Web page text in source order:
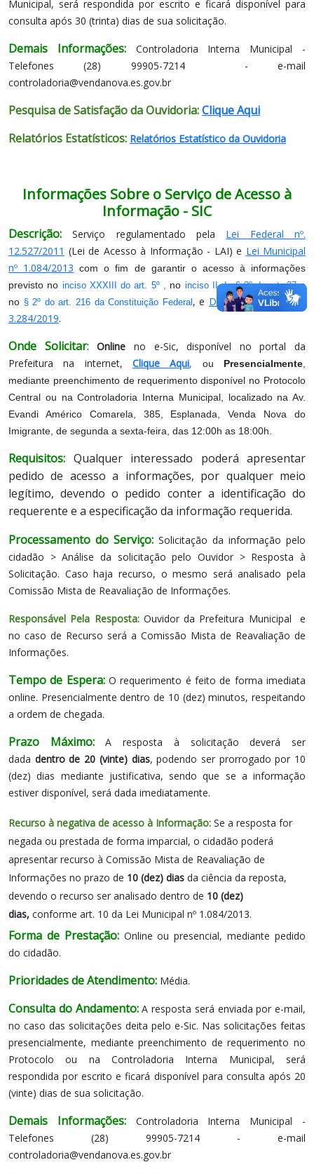
Municipal, será respondida por escrito e ficará disponível para
consulta após 30 (trinta) dias de sua solicitação.
Demais Informações: Controladoria Interna Municipal -
Telefones (28) 99905-7214 - e-mail
controladoria@vendanova.es.gov.br
Pesquisa de Satisfação da Ouvidoria:Clique Aqui
Relatórios Estatísticos: Relatórios Estatístico da Ouvidoria
Informações Sobre o Serviço de Acesso à
Informação - SIC
Descrição: Serviço regulamentado pela Lei Federal nº.
12.527/2011 (Lei de Acesso à Informação - LAI) e Lei Municipal
nº 1.084/2013 com o fim de garantir o acesso à informações
previsto no inciso XXXIII do art. 5º , no inciso II do § 3º do art. 37e
no § 2º do art. 216 da Constituição Federal, e Decreto Municipal nº
3.284/2019.
Onde Solicitar:Online no e-Sic, disponível no portal da
Prefeitura na internet, Clique Aqui, ou Presencialmente
mediante preenchimento de requerimento disponível no Protocolo
Central ou na Controladoria Interna Municipal, localizado na Av.
Evandi Américo Comarela, 385, Esplanada, Venda Nova do
Imigrante, de segunda a sexta-feira, das 12:00h as 18:00h.
Requisitos: Qualquer interessado poderá apresentar
pedido de acesso a informações, por qualquer meio
legítimo, devendo o pedido conter a identificação do
requerente e a especificação da informação requerida.
Processamento do Serviço: Solicitação da informação pelo
cidadão > Análise da solicitação pelo Ouvidor > Resposta à
Solicitação. Caso haja recurso, o mesmo será analisado pela
Comissão Mista de Reavaliação de Informações.
Responsável Pela Resposta:Ouvidor da Prefeitura Municipal e
no caso de Recurso será a Comissão Mista de Reavaliação de
Informações.
Tempo de Espera: O requerimento é feito de forma imediata
online. Presencialmente dentro de 10 (dez) minutos, respeitando
a ordem de chegada.
Prazo Máximo:A resposta à solicitação deverá ser
dada dentro de 20 (vinte) dias, podendo ser prorrogado por 10
(dez) dias mediante justificativa, sendo que se a informação
estiver disponível, será dada imediatamente.
Recurso à negativa de acesso à Informação: Se a resposta for
negada ou prestada de forma imparcial, o cidadão poderá
apresentar recurso à Comissão Mista de Reavaliação de
Informações no prazo de 10 (dez) dias da ciência da reposta,
devendo o recurso ser analisado dentro de 10 (dez)
dias, conforme art. 10 da Lei Municipal nº 1.084/2013.
Forma de Prestação: Online ou presencial, mediante pedido
do cidadão.
Prioridades de Atendimento: Média.
Consulta do Andamento:A resposta será enviada por e-mail,
no caso das solicitações deita pelo e-Sic. Nas solicitações feitas
presencialmente, mediante preenchimento de requerimento no
Protocolo ou na Controladoria Interna Municipal, será
respondida por escrito e ficará disponível para consulta após 20
(vinte) dias de sua solicitação.
Demais Informações: Controladoria Interna Municipal -
Telefones (28) 99905-7214 - e-mail
controladoria@vendanova.es.gov.br